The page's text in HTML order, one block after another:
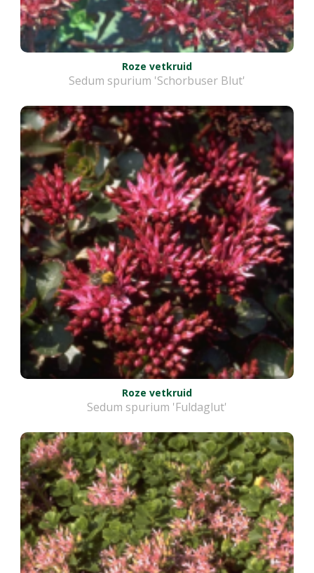
Roze vetkruid
Sedum spurium 'Schorbuser Blut'
Roze vetkruid
Sedum spurium 'Fuldaglut'